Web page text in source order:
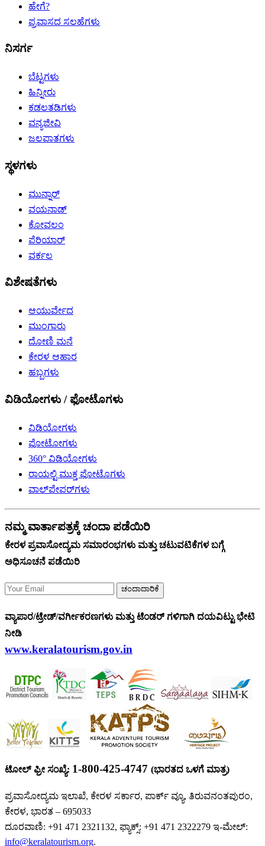
ಹೇಗೆ?
ಪ್ರವಾಸದ ಸಲಹೆಗಳು
ನಿಸರ್ಗ
ಬೆಟ್ಟಗಳು
ಹಿನ್ನೀರು
ಕಡಲತಡಿಗಳು
ವನ್ಯಜೀವಿ
ಜಲಪಾತಗಳು
ಸ್ಥಳಗಳು
ಮುನ್ನಾರ್
ವಯನಾಡ್
ಕೋವಲಂ
ಪೆರಿಯಾರ್
ವರ್ಕಲ
ವಿಶೇಷತೆಗಳು
ಆಯುರ್ವೇದ
ಮುಂಗಾರು
ದೋಣಿ ಮನೆ
ಕೇರಳ ಆಹಾರ
ಹಬ್ಬಗಳು
ವಿಡಿಯೋಗಳು / ಫೋಟೊಗಳು
ವಿಡಿಯೋಗಳು
ಫೋಟೋಗಳು
360° ವಿಡಿಯೋಗಳು
ರಾಯಲ್ಟಿ ಮುಕ್ತ ಫೋಟೊಗಳು
ವಾಲ್‌ಪೇಪರ್‌ಗಳು
ನಮ್ಮ ವಾರ್ತಾಪತ್ರಕ್ಕೆ ಚಂದಾ ಪಡೆಯಿರಿ
ಕೇರಳ ಪ್ರವಾಸೋದ್ಯಮ ಸಮಾರಂಭಗಳು ಮತ್ತು ಚಟುವಟಿಕೆಗಳ ಬಗ್ಗೆ
ಅಧಿಸೂಚನೆ ಪಡೆಯಿರಿ
ಚಂದಾದಾರಿಕೆ
ವ್ಯಾಪಾರ/ಟ್ರೇಡ್/ವರ್ಗೀಕರಣಗಳು ಮತ್ತು ಟೆಂಡರ್ ಗಳಿಗಾಗಿ ದಯವಿಟ್ಟು ಭೇಟಿ
ನೀಡಿ
www.keralatourism.gov.in
ಟೋಲ್ ಫ್ರೀ ಸಂಖ್ಯೆ: 1-800-425-4747 (ಭಾರತದ ಒಳಗೆ ಮಾತ್ರ)
ಪ್ರವಾಸೋದ್ಯಮ ಇಲಾಖೆ, ಕೇರಳ ಸರ್ಕಾರ, ಪಾರ್ಕ್ ವ್ಯೂ, ತಿರುವನಂತಪುರಂ,
ಕೇರಳ, ಭಾರತ – 695033
ದೂರವಾಣಿ: +91 471 2321132, ಫ್ಯಾಕ್ಸ್: +91 471 2322279 ಇ-ಮೇಲ್:
info@keralatourism.org.